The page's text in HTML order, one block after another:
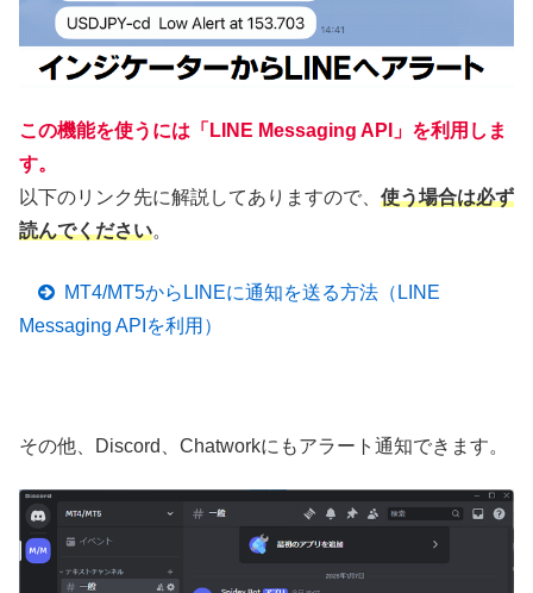
この機能を使うには「LINE Messaging API」を利用しま
す。
以下のリンク先に解説してありますので、 使う場合は必ず
読んでください。
MT4/MT5からLINEに通知を送る方法（LINE
Messaging APIを利用）
その他、Discord、Chatworkにもアラート通知できます。